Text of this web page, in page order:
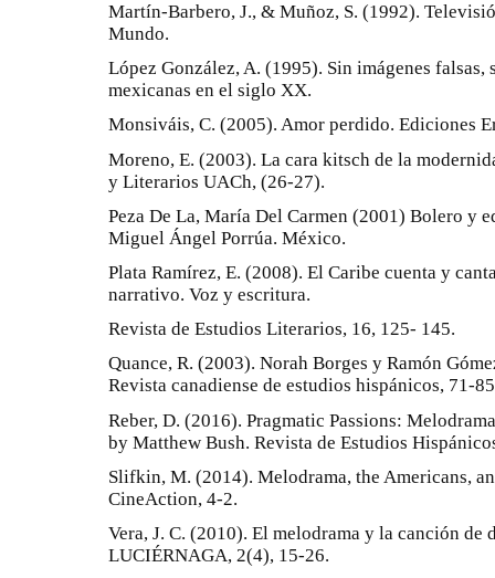
Martín-Barbero, J., & Muñoz, S. (1992).
Mundo.
López González, A. (1995). Sin imágenes falsas,
mexicanas en el siglo XX.
Monsiváis, C. (2005). Amor perdido. Ediciones
Moreno, E. (2003). La cara kitsch de la
y Literarios UACh, (26-27).
Peza De La, María Del Carmen (2001) Bolero y
Miguel Ángel Porrúa. México.
Plata Ramírez, E. (2008). El Caribe cuenta y
narrativo. Voz y escritura.
Revista de Estudios Literarios, 16, 125- 145.
Quance, R. (2003). Norah Borges y Ramón
Revista canadiense de estudios hispánicos, 71-
Reber, D. (2016). Pragmatic Passions:
by Matthew Bush. Revista de Estudios
Slifkin, M. (2014). Melodrama, the Americans,
CineAction, 4-2.
Vera, J. C. (2010). El melodrama y la canción de
LUCIÉRNAGA, 2(4), 15-26.